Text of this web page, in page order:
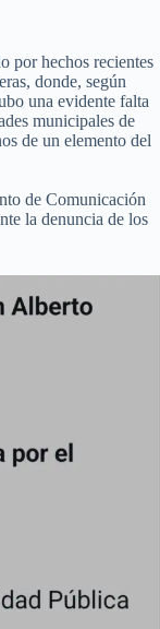
por hechos recientes
donde, según
una evidente falta
municipales de
de un elemento del
de Comunicación
la denuncia de los